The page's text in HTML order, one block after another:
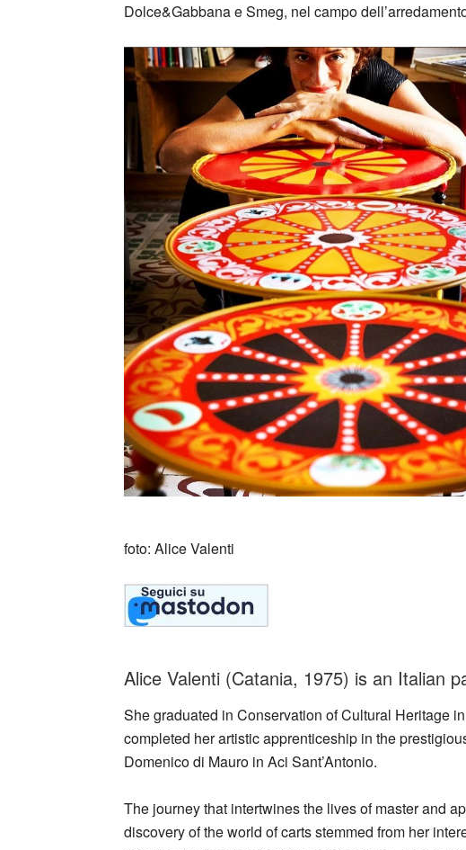
Dolce&Gabbana e Smeg, nel campo
foto: Alice Valenti
Alice Valenti (Catania, 1975) is an Italian
She graduated in Conservation of Cultural Heritage
completed her artistic apprenticeship in the
Domenico di Mauro in Aci Sant’Antonio.
The journey that intertwines the lives of master and
discovery of the world of carts stemmed from her